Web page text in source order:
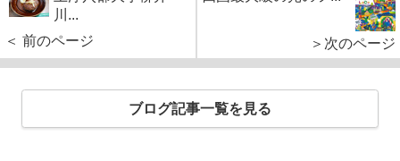
川...
＜ 前のページ
＞次のページ
ブログ記事一覧を見る